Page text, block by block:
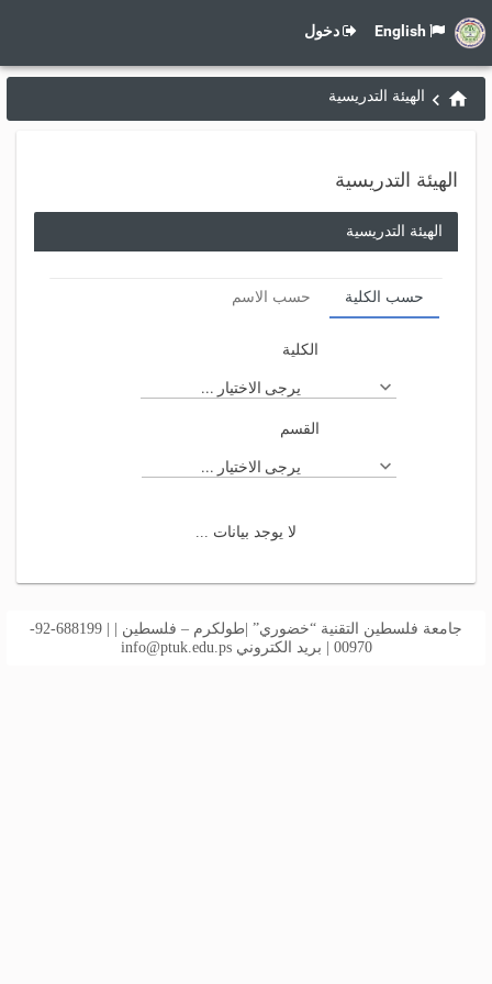
دخول
الهيئة التدريسية
الهيئة التدريسية
الهيئة التدريسية
حسب الكلية حسب الاسم
الكلية
يرجى الاختيار ...
القسم
يرجى الاختيار ...
لا يوجد بيانات ...
جامعة فلسطين التقنية “خضوري” |طولكرم – فلسطين | | 688199-92-
00970 | بريد الكتروني
info@ptuk.edu.ps